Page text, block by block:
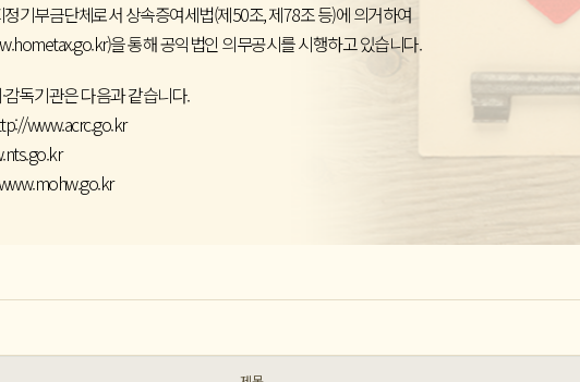
기부금단체로서 상속증여세법(제50조, 제78조 등)에 의거하여
을 통해 공익법인 의무공시를 시행하고 있습니다.
독기관은 다음과 같습니다.
www.acrc.go.kr